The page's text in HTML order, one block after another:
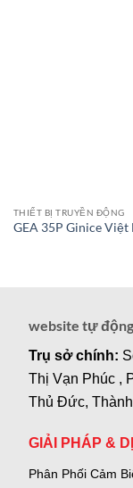
THIẾT BỊ TRUYỀN ĐỘNG
GEA 35P Ginice Việt
website tự
Trụ sở chính:
Thị Vạn Phúc ,
Thủ Đức,
GIẢI PHÁP &
Phân Phối Cảm